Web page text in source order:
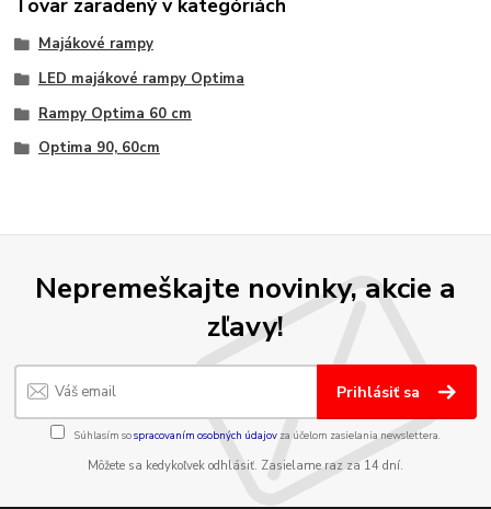
Tovar zaradený v kategóriách
Majákové rampy
LED majákové rampy Optima
Rampy Optima 60 cm
Optima 90, 60cm
Nepremeškajte novinky, akcie a
zľavy!
Prihlásiť sa
Súhlasím sospracovaním osobných údajov za účelom zasielania newslettera.
Môžete sa kedykoľvek odhlásiť. Zasielame raz za 14 dní.